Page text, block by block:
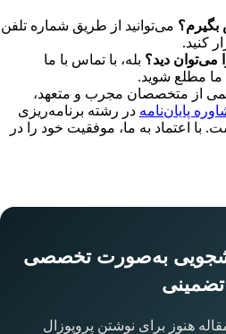
می‌توانید از طریق شماره تلفن
کنید.
بله، با تماس با ما
ما مطلع شوید.
از متخصصان مجرب و متعهد،
پایان‌نامه در رشته برنامه‌ریزی
اعتماد به ما، موفقیت خود را در
به‌صورت تخصصی
هنوز برای نوشتن پروپوزال